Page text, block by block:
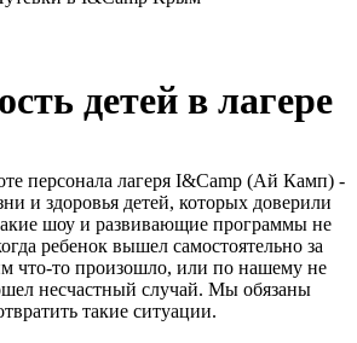
детей в лагере
персонала лагеря I&Camp (Ай Камп) -
и здоровья детей, которых доверили
шоу и развивающие программы не
ребенок вышел самостоятельно за
что-то произошло, или по нашему не
несчастный случай. Мы обязаны
такие ситуации.